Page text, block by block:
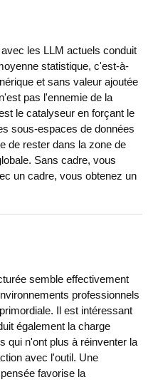
les LLM actuels conduit
statistique, c'est-à-
et sans valeur ajoutée
pas l'ennemie de la
le catalyseur en forçant le
sous-espaces de données
de rester dans la zone de
Sans cadre, vous
un cadre, vous obtenez un
semble effectivement
professionnels
Il est intéressant
également la charge
qui n'ont plus à réinventer la
avec l'outil. Une
favorise la